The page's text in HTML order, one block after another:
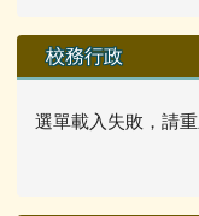
校務行政
選單載入失敗，請重